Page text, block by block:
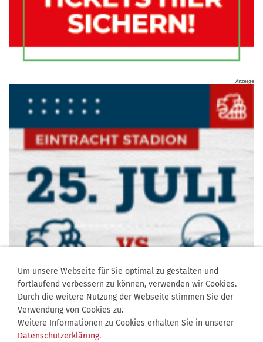
Anzeige
Um unsere Webseite für Sie optimal zu gestalten und
fortlaufend verbessern zu können, verwenden wir Cookies.
Durch die weitere Nutzung der Webseite stimmen Sie der
Verwendung von Cookies zu.
Weitere Informationen zu Cookies erhalten Sie in unserer
Datenschutzerklärung.